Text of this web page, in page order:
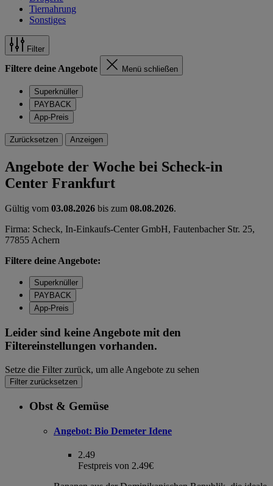
Tiernahrung
Sonstiges
Filter
Filtere deine Angebote Menü schließen
Superknüller
PAYBACK
App-Preis
Zurücksetzen Anzeigen
Angebote der Woche bei Scheck-in
Center Frankfurt
Gültig vom 03.08.2026 bis zum 08.08.2026.
Firma: Scheck, In-Einkaufs-Center GmbH, Fautenbacher Str. 25,
77855 Achern
Filtere deine Angebote:
Superknüller
PAYBACK
App-Preis
Leider sind keine Angebote mit den
Filtereinstellungen vorhanden.
Setze die Filter zurück, um alle Angebote zu sehen
Filter zurücksetzen
Obst & Gemüse
Angebot: Bio Demeter Idene
2.49
Festpreis von 2.49€